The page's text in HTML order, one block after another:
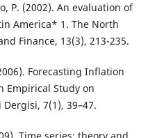
P. (2002). An evaluation of
America* 1. The North
Finance, 13(3), 213-235.
Forecasting Inflation
Empirical Study on
7(1), 39–47.